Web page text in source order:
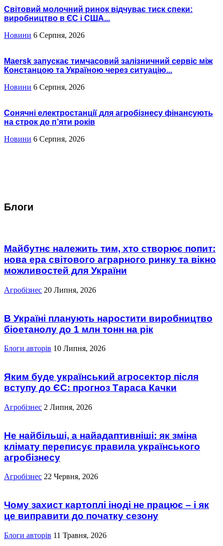
Світовий молочний ринок відчуває тиск спеки:
виробництво в ЄС і США...
Новини 6 Серпня, 2026
Maersk запускає тимчасовий залізничний сервіс між
Констанцою та Україною через ситуацію...
Новини 6 Серпня, 2026
Сонячні електростанції для агробізнесу фінансують
на строк до п’яти років
Новини 6 Серпня, 2026
Блоги
Майбутнє належить тим, хто створює попит:
нова ера світового аграрного ринку та вікно
можливостей для України
Агробізнес 20 Липня, 2026
В Україні планують наростити виробництво
біоетанолу до 1 млн тонн на рік
Блоги авторів 10 Липня, 2026
Яким буде український агросектор після
вступу до ЄС: прогноз Тараса Качки
Агробізнес 2 Липня, 2026
Не найбільші, а найадаптивніші: як зміна
клімату переписує правила українського
агробізнесу
Агробізнес 22 Червня, 2026
Чому захист картоплі іноді не працює – і як
це виправити до початку сезону
Блоги авторів 11 Травня, 2026